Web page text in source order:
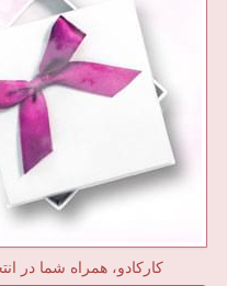
کارکادو، همراه شما در